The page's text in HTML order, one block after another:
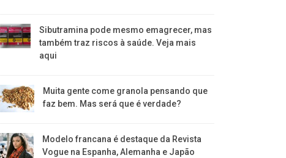
Sibutramina pode mesmo emagrecer, mas
também traz riscos à saúde. Veja mais
aqui
Muita gente come granola pensando que
faz bem. Mas será que é verdade?
Modelo francana é destaque da Revista
Vogue na Espanha, Alemanha e Japão